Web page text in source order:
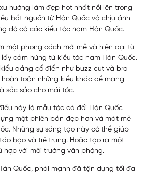
hướng làm đẹp hot nhất nổi lên trong
bắt nguồn từ Hàn Quốc và chịu ảnh
đó có các kiểu tóc nam Hàn Quốc.
một phong cách mới mẻ và hiện đại từ
cảm hứng từ kiểu tóc nam Hàn Quốc.
dáng cổ điển như buzz cut và bro
toàn những kiểu khác để mang
sắc sảo cho mái tóc.
này là mẫu tóc cá đối Hàn Quốc
một phiên bản đẹp hơn và mát mẻ
Những sự sáng tạo này có thể giúp
bạo và trẻ trung. Hoặc tạo ra một
hợp với môi trường văn phòng.
Quốc, phái mạnh đã tận dụng tối đa